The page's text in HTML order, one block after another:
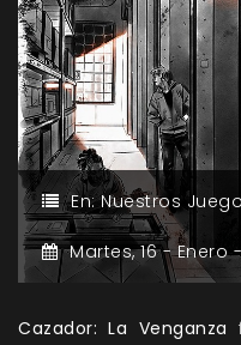
En:Nuestros
Martes,16 -Enero
Cazador: La Venganza